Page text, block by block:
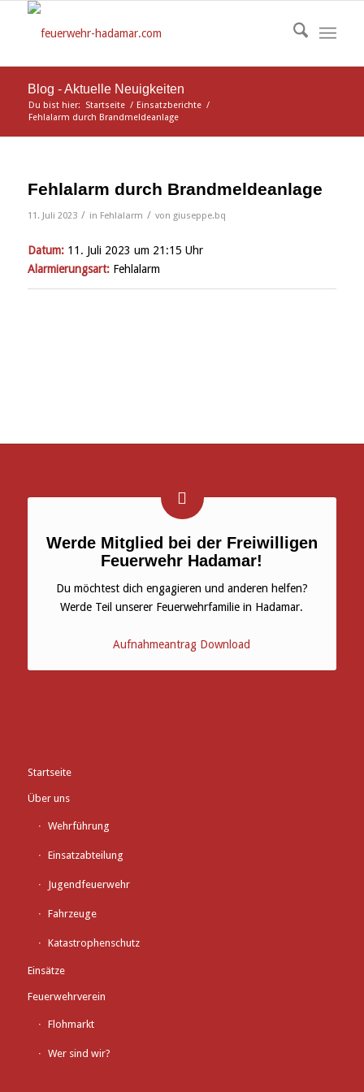
Blog - Aktuelle Neuigkeiten
Du bist hier: Startseite / Einsatzberichte /
Fehlalarm durch Brandmeldeanlage
Fehlalarm durch Brandmeldeanlage
11. Juli 2023 / in Fehlalarm / von giuseppe.bq
Datum:11. Juli 2023 um 21:15 Uhr
Alarmierungsart:Fehlalarm
Werde Mitglied bei der Freiwilligen
Feuerwehr Hadamar!
Du möchtest dich engagieren und anderen helfen?
Werde Teil unserer Feuerwehrfamilie in Hadamar.
Aufnahmeantrag Download
Startseite
Über uns
Wehrführung
Einsatzabteilung
Jugendfeuerwehr
Fahrzeuge
Katastrophenschutz
Einsätze
Feuerwehrverein
Flohmarkt
Wer sind wir?